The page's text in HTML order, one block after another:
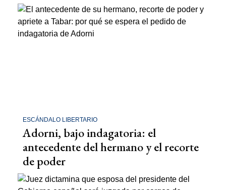
ESCÁNDALO LIBERTARIO
Adorni, bajo indagatoria: el
antecedente del hermano y el recorte
de poder